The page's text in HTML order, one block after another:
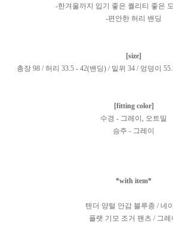
-한겨울까지 입기 좋은 퀄리티 좋은
-편안한 허리 밴딩
[size]
총장 98 / 허리 33.5 - 42(밴딩) / 밑위 34 / 엉덩이
[fitting color]
수경 - 그레이, 오트밀
승주 - 그레이
*with item*
텐더 양털 안감 블루종 / 네
플랫 기모 조거 팬츠 / 그레